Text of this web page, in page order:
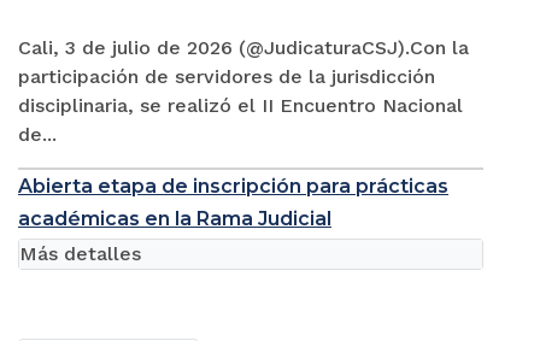
Cali, 3 de julio de 2026 (@JudicaturaCSJ).Con la
participación de servidores de la jurisdicción
disciplinaria, se realizó el II Encuentro Nacional
de...
Abierta etapa de inscripción para prácticas
académicas en la Rama Judicial
Más detalles